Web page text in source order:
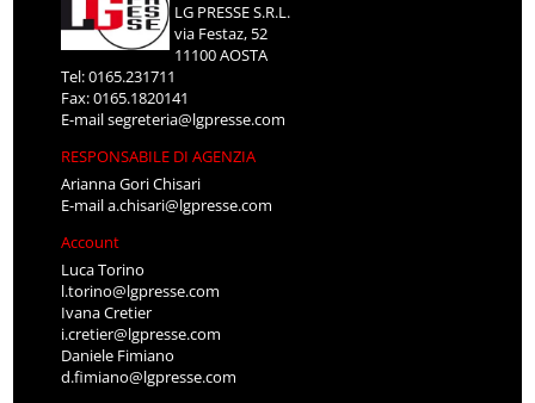
LG PRESSE S.R.L.
via Festaz, 52
11100 AOSTA
Tel: 0165.231711
Fax: 0165.1820141
E-mailsegreteria@lgpresse.com
RESPONSABILE DI AGENZIA
Arianna Gori Chisari
E-maila.chisari@lgpresse.com
Account
Luca Torino
l.torino@lgpresse.com
Ivana Cretier
i.cretier@lgpresse.com
Daniele Fimiano
d.fimiano@lgpresse.com